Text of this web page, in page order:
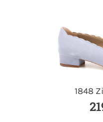
1848